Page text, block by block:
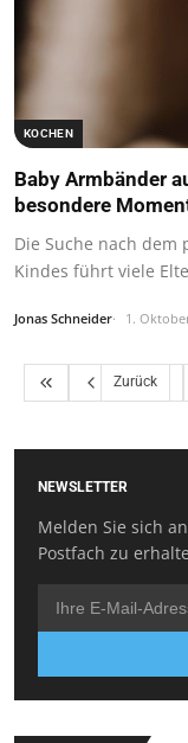
KOCHEN
Baby Armbänder
besondere
Die Suche nach dem
Kindes führt viele
Jonas Schneider 1.
Zurück
NEWSLETTER
Melden Sie sich
Postfach zu